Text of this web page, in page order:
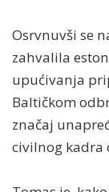
Osrvnuvši se
zahvalila
upućivanja
Baltičkom
značaj
civilnog kadra